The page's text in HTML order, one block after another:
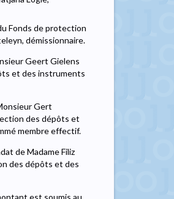
Fonds de protection
démissionnaire.
Geert Gielens
et des instruments
Gert
des dépôts et
membre effectif.
de Madame Filiz
des dépôts et des